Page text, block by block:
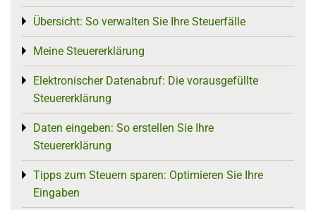
Übersicht: So verwalten Sie Ihre Steuerfälle
Toggle menu
Meine Steuererklärung
Toggle menu
Elektronischer Datenabruf: Die vorausgefüllte
Steuererklärung
Toggle menu
Daten eingeben: So erstellen Sie Ihre
Steuererklärung
Toggle menu
Tipps zum Steuern sparen: Optimieren Sie Ihre
Eingaben
Toggle menu